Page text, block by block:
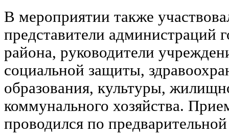
В мероприятии также
представители администраций
района, руководители
социальной защиты,
образования, культуры,
коммунального хозяйства.
проводился по